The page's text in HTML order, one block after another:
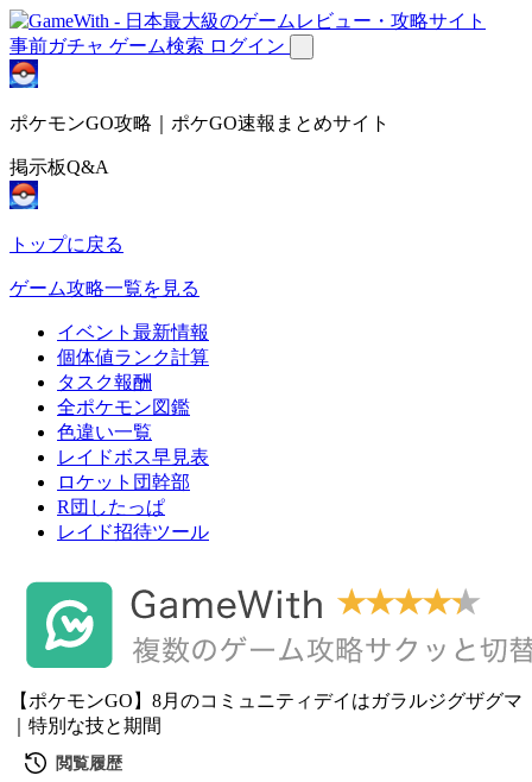
事前ガチャ ゲーム検索 ログイン
ポケモンGO攻略｜ポケGO速報まとめサイト
掲示板Q&A
トップに戻る
ゲーム攻略一覧を見る
イベント最新情報
個体値ランク計算
タスク報酬
全ポケモン図鑑
色違い一覧
レイドボス早見表
ロケット団幹部
R団したっぱ
レイド招待ツール
【ポケモンGO】8月のコミュニティデイはガラルジグザグマ
｜特別な技と期間